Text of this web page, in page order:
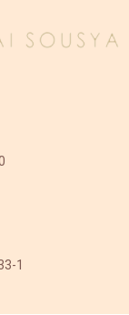
1